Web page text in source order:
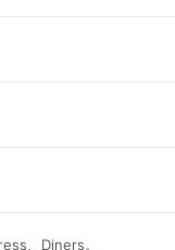
、Diners。